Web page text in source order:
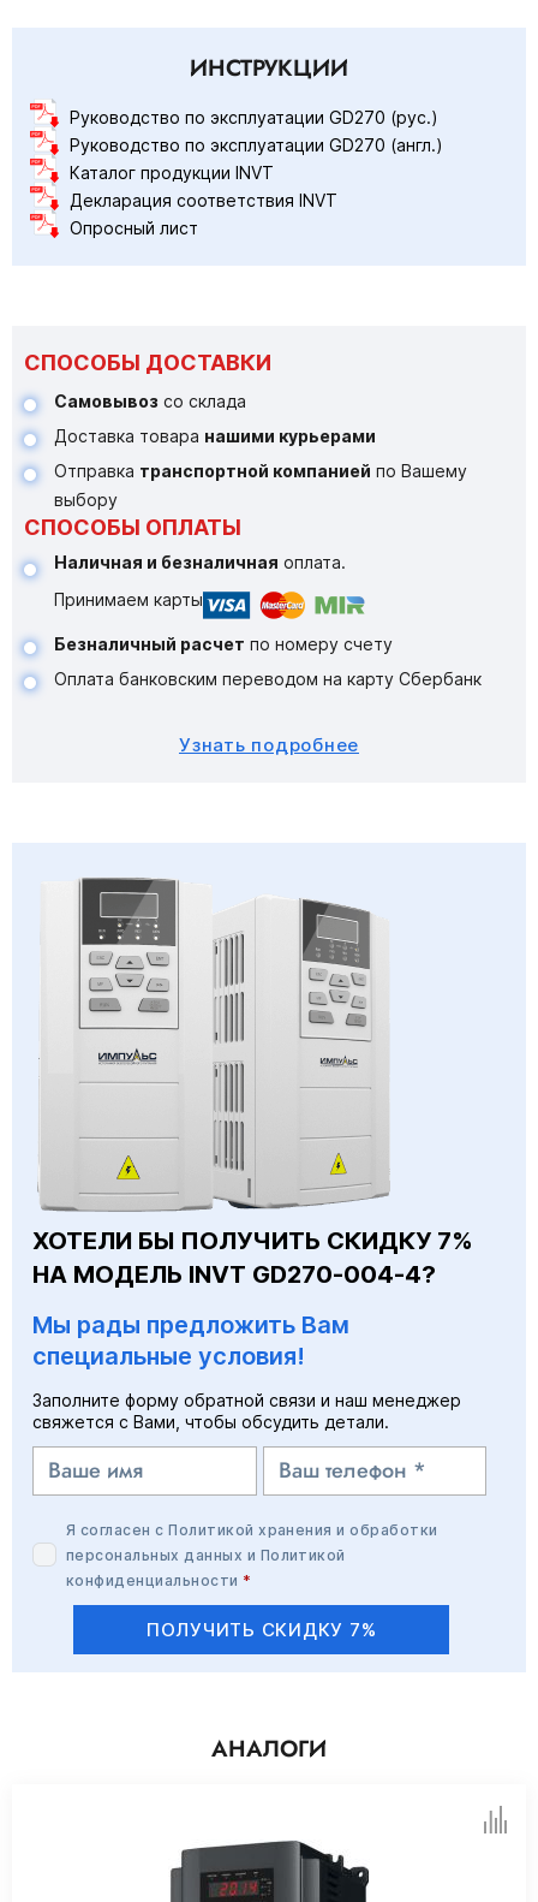
ИНСТРУКЦИИ
Руководство по эксплуатации GD270 (рус.)
Руководство по эксплуатации GD270 (англ.)
Каталог продукции INVT
Декларация соответствия INVT
Опросный лист
СПОСОБЫ ДОСТАВКИ
Самовывоз со склада
Доставка товара нашими курьерами
Отправка транспортной компанией по Вашему
выбору
СПОСОБЫ ОПЛАТЫ
Наличная и безналичная оплата.
Принимаем карты
Безналичный расчет по номеру счету
Оплата банковским переводом на карту Сбербанк
Узнать подробнее
ХОТЕЛИ БЫ ПОЛУЧИТЬ СКИДКУ 7%
НА МОДЕЛЬ INVT GD270-004-4?
Мы рады предложить Вам
специальные условия!
Заполните форму обратной связи и наш менеджер
свяжется с Вами, чтобы обсудить детали.
Я согласен сПолитикой хранения и обработки
персональных данных и Политикой
конфиденциальности *
ПОЛУЧИТЬ СКИДКУ 7%
АНАЛОГИ